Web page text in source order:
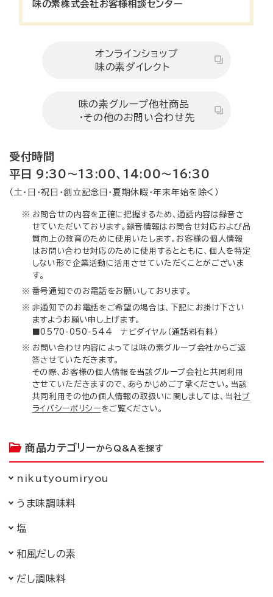
味の素株式会社お客様相談センター
オンラインショップ
味の素ダイレクト
味の素グループ他社商品
・その他のお問い合わせ先
受付時間
平日 9:30～13:00、14:00～16:30
（土・日・祝日・創立記念日・夏期休暇・年末年始を除く）
※ お問合せの内容を正確に把握するため、通話内容は録音さ
せていただいております。録音情報はお問合せ対応および品
質向上の教育のために使用いたします。お客様の個人情報
はお問い合わせ対応のために使用するとともに、個人を特定
しない形で企業活動に活用させていただくことがございま
す。
※ 番号通知でのお電話をお願いしております。
※ 非通知でのお電話をご希望の場合は、下記にお掛け下さい
ますようお願い申し上げます。
■0570-050-544 ナビダイヤル（通話料有料）
※ お問い合わせ内容によっては味の素グループ会社からご返
答させていただきます。
その際、お客様の個人情報を当該グループ会社と共同利用
させていただきますので、あらかじめご了承ください。当該
共同利用その他の個人情報の取扱いに関しましては、当社プ
ライバシーポリシーをご覧ください。
商品カテゴリーからQ&Aを探す
nikutyoumiryou
うま味調味料
塩
和風だしの素
だし調味料